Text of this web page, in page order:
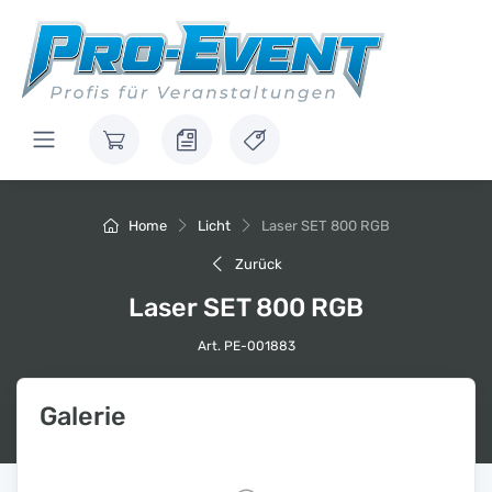
Home Licht Laser SET 800 RGB
Zurück
Laser SET 800 RGB
Art. PE-001883
Galerie